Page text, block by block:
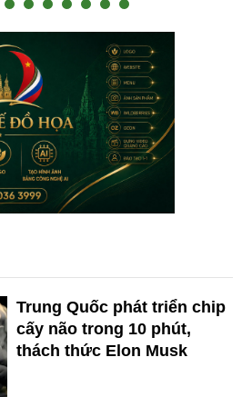
Trung Quốc phát triển chip
cấy não trong 10 phút,
thách thức Elon Musk